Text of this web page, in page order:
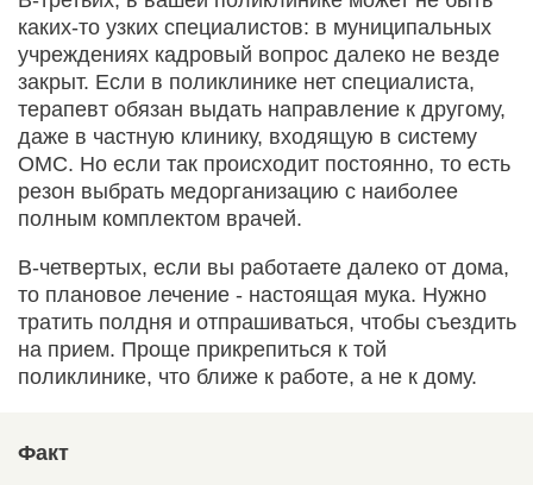
каких-то узких специалистов: в муниципальных
учреждениях кадровый вопрос далеко не везде
закрыт. Если в поликлинике нет специалиста,
терапевт обязан выдать направление к другому,
даже в частную клинику, входящую в систему
ОМС. Но если так происходит постоянно, то есть
резон выбрать медорганизацию с наиболее
полным комплектом врачей.
В-четвертых, если вы работаете далеко от дома,
то плановое лечение - настоящая мука. Нужно
тратить полдня и отпрашиваться, чтобы съездить
на прием. Проще прикрепиться к той
поликлинике, что ближе к работе, а не к дому.
Факт